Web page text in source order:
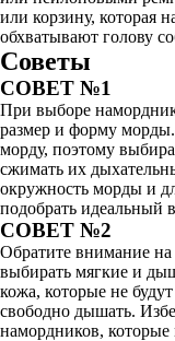
или корзину, которая
обхватывают голову
Советы
СОВЕТ №1
При выборе
размер и форму
морду, поэтому
сжимать их
окружность морды и
подобрать идеальный
СОВЕТ №2
Обратите внимание
выбирать мягкие и
кожа, которые не
свободно дышать.
намордников, которые